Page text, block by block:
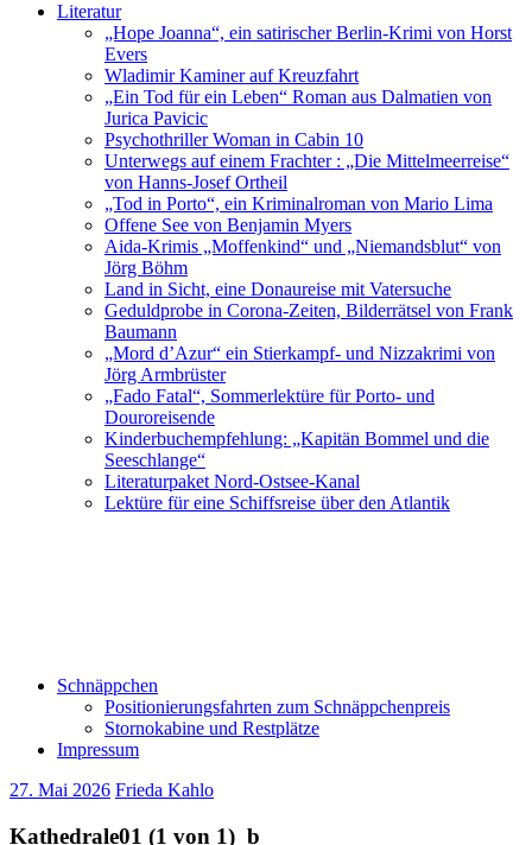
Literatur
„Hope Joanna“, ein satirischer Berlin-Krimi von Horst
Evers
Wladimir Kaminer auf Kreuzfahrt
„Ein Tod für ein Leben“ Roman aus Dalmatien von
Jurica Pavicic
Psychothriller Woman in Cabin 10
Unterwegs auf einem Frachter : „Die Mittelmeerreise“
von Hanns-Josef Ortheil
„Tod in Porto“, ein Kriminalroman von Mario Lima
Offene See von Benjamin Myers
Aida-Krimis „Moffenkind“ und „Niemandsblut“ von
Jörg Böhm
Land in Sicht, eine Donaureise mit Vatersuche
Geduldprobe in Corona-Zeiten, Bilderrätsel von Frank
Baumann
„Mord d’Azur“ ein Stierkampf- und Nizzakrimi von
Jörg Armbrüster
„Fado Fatal“, Sommerlektüre für Porto- und
Douroreisende
Kinderbuchempfehlung: „Kapitän Bommel und die
Seeschlange“
Literaturpaket Nord-Ostsee-Kanal
Lektüre für eine Schiffsreise über den Atlantik
Schnäppchen
Positionierungsfahrten zum Schnäppchenpreis
Stornokabine und Restplätze
Impressum
27. Mai 2026 Frieda Kahlo
Kathedrale01 (1 von 1)_b